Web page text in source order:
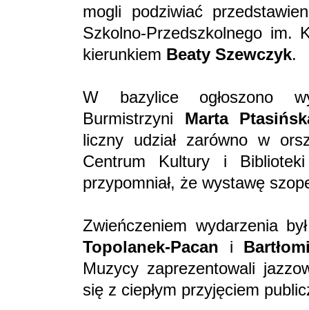
mogli podziwiać
Szkolno-Przedszkolnego im.
kierunkiem Beaty Szewczyk.
W bazylice ogłoszono
Burmistrzyni Marta
liczny udział zarówno w
Centrum Kultury i
przypomniał, że wystawę
Zwieńczeniem wydarzenia
Topolanek-Pacan i
Muzycy zaprezentowali
się z ciepłym przyjęciem